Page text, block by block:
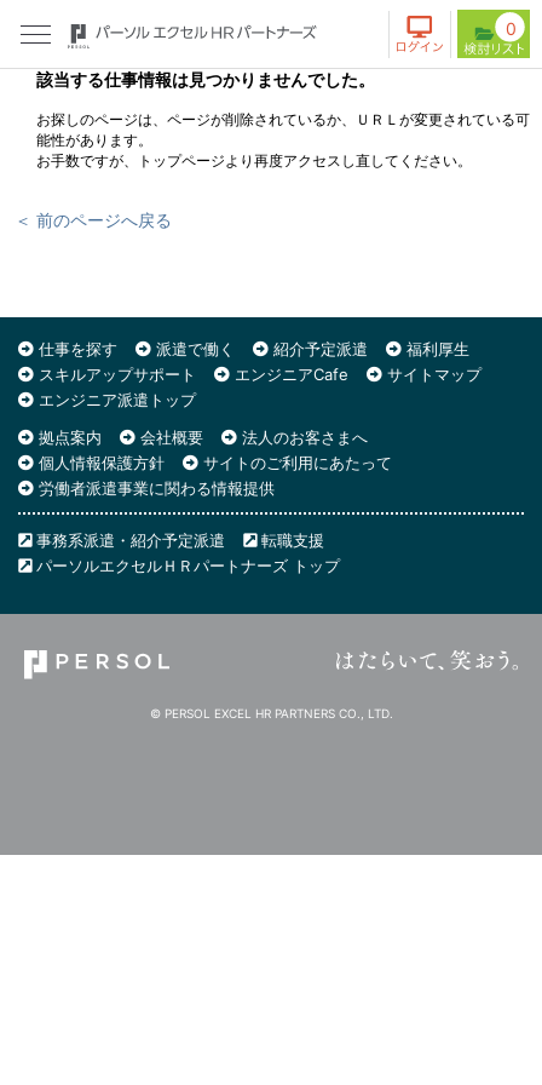
0
該当する仕事情報は見つかりませんでした。
お探しのページは、ページが削除されているか、ＵＲＬが変更されている可
能性があります。
お手数ですが、トップページより再度アクセスし直してください。
＜ 前のページへ戻る
仕事を探す 派遣で働く 紹介予定派遣
福利厚生
スキルアップサポート
エンジニアCafe
サイトマップ
エンジニア派遣トップ
拠点案内
会社概要
法人のお客さまへ
個人情報保護方針
サイトのご利用にあたって
労働者派遣事業に関わる情報提供
事務系派遣・紹介予定派遣
転職支援
パーソルエクセルＨＲパートナーズ トップ
© PERSOL EXCEL HR PARTNERS CO., LTD.